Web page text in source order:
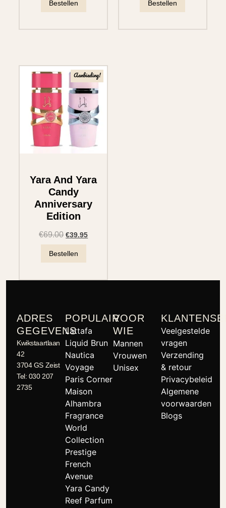
Bestellen Bestellen
Aanbieding!
Yara And Yara
Candy
Anniversary
Edition
€69.00 €39.95
Bestellen
ADRES
GEGEVENS
Kwikstaartlaan
42
3704 GS Zeist
Tel: 030 207
2735
POPULAIR
Lattafa
Liquid Brun
Nautica
Voyage
Paris Corner
Maison
Alhambra
Fragrance
World
Collection
Prestige
French
Avenue
Yara Candy
Reef Parfum
VOOR
WIE
Mannen
Vrouwen
Unisex
Veelgestelde
vragen
Verzending
& retour
Privacybeleid
Algemene
voorwaarden
Blogs